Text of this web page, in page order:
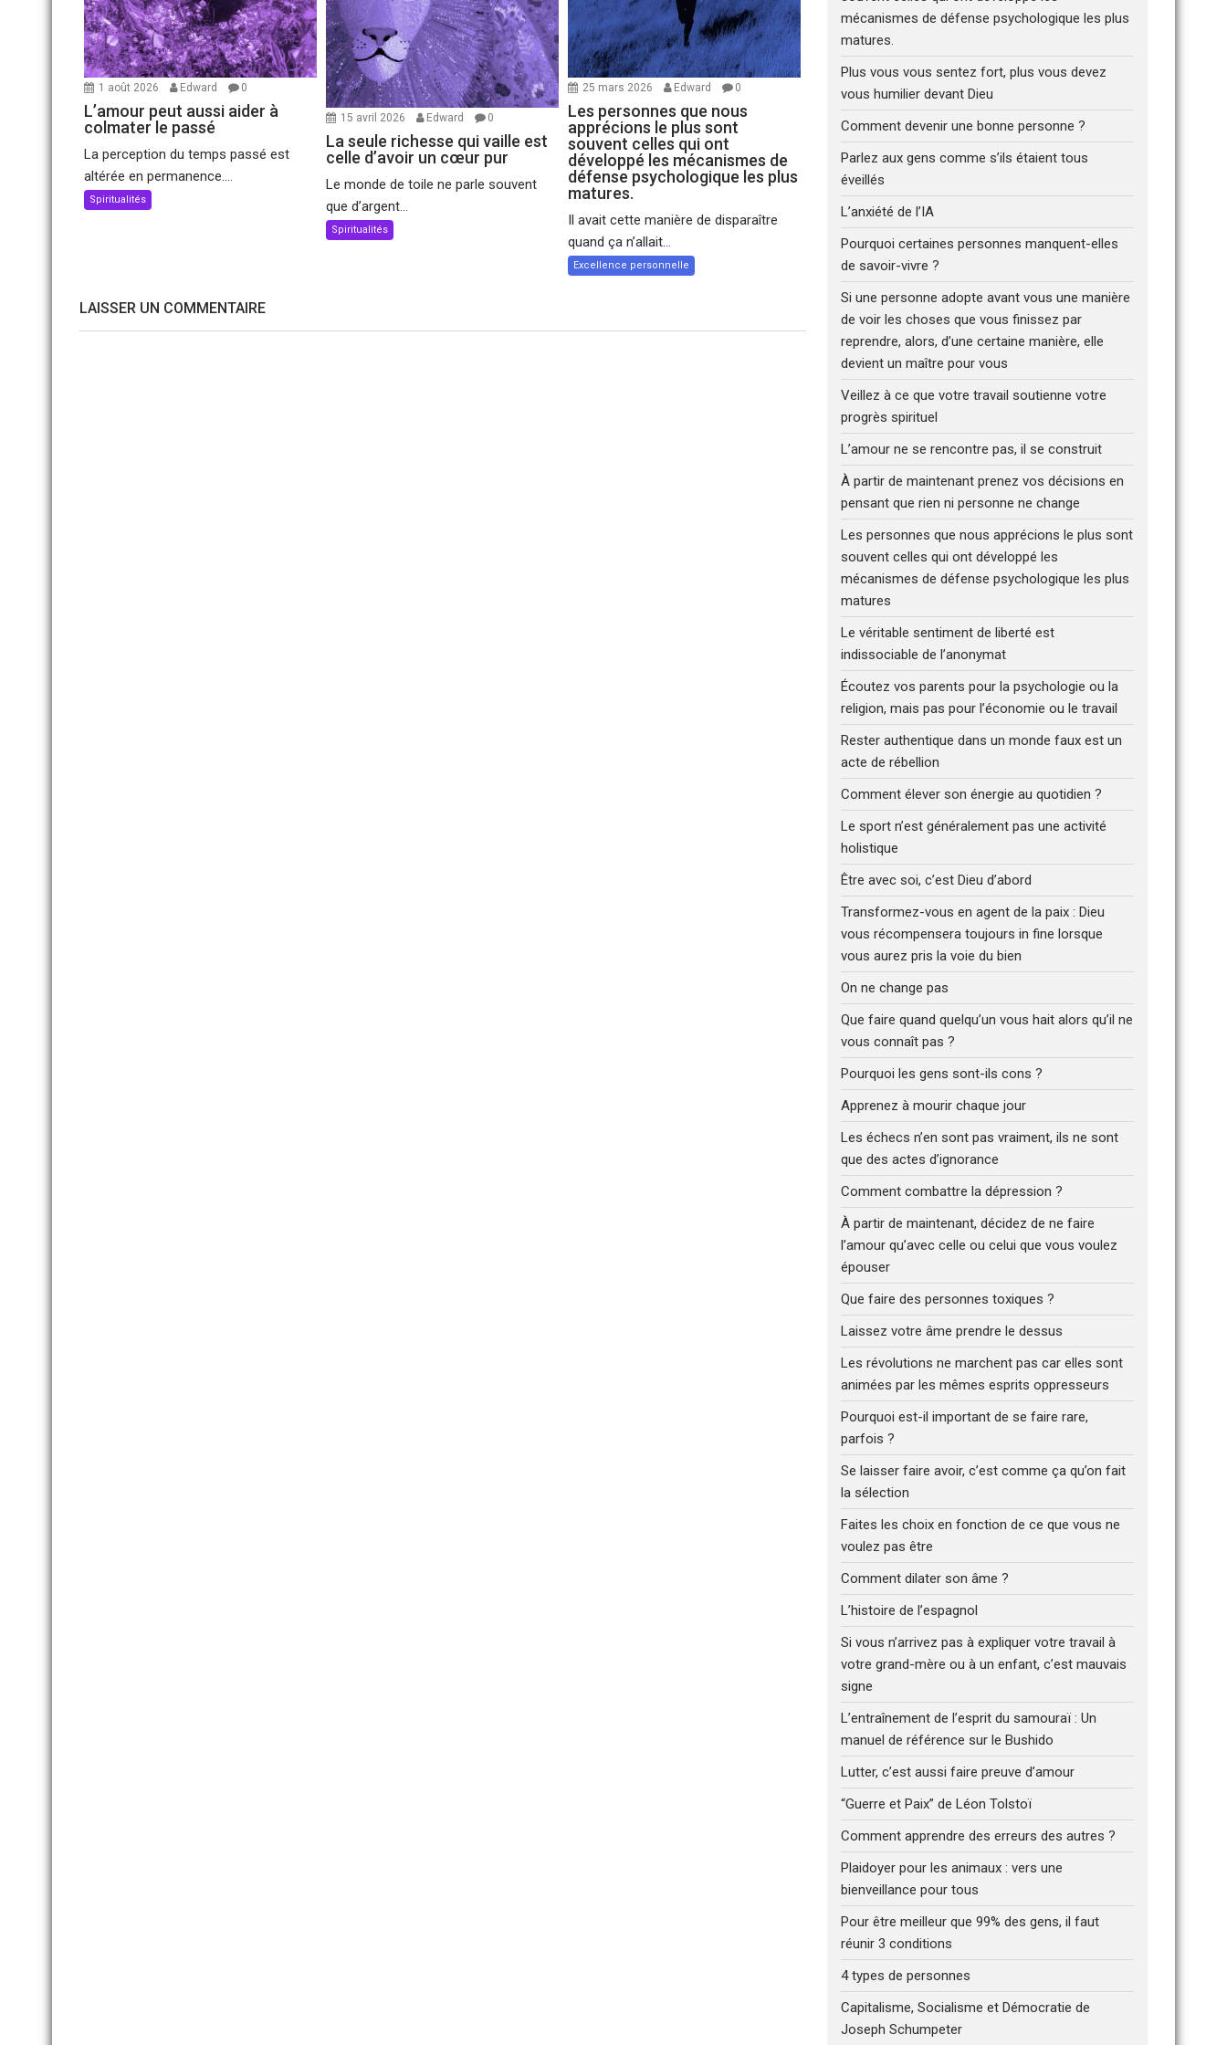
1 août 2026 Edward 0
L’amour peut aussi aider à
colmater le passé
La perception du temps passé est
altérée en permanence....
Spiritualités
15 avril 2026 Edward 0
La seule richesse qui vaille est
celle d’avoir un cœur pur
Le monde de toile ne parle souvent
que d’argent...
Spiritualités
25 mars 2026 Edward 0
Les personnes que nous
apprécions le plus sont
souvent celles qui ont
développé les mécanismes de
défense psychologique les plus
matures.
Il avait cette manière de disparaître
quand ça n’allait...
Excellence personnelle
LAISSER UN COMMENTAIRE
mécanismes de défense psychologique les plus
matures.
Plus vous vous sentez fort, plus vous devez
vous humilier devant Dieu
Comment devenir une bonne personne ?
Parlez aux gens comme s’ils étaient tous
éveillés
L’anxiété de l’IA
Pourquoi certaines personnes manquent-elles
de savoir-vivre ?
Si une personne adopte avant vous une manière
de voir les choses que vous finissez par
reprendre, alors, d’une certaine manière, elle
devient un maître pour vous
Veillez à ce que votre travail soutienne votre
progrès spirituel
L’amour ne se rencontre pas, il se construit
À partir de maintenant prenez vos décisions en
pensant que rien ni personne ne change
Les personnes que nous apprécions le plus sont
souvent celles qui ont développé les
mécanismes de défense psychologique les plus
matures
Le véritable sentiment de liberté est
indissociable de l’anonymat
Écoutez vos parents pour la psychologie ou la
religion, mais pas pour l’économie ou le travail
Rester authentique dans un monde faux est un
acte de rébellion
Comment élever son énergie au quotidien ?
Le sport n’est généralement pas une activité
holistique
Être avec soi, c’est Dieu d’abord
Transformez-vous en agent de la paix : Dieu
vous récompensera toujours in fine lorsque
vous aurez pris la voie du bien
On ne change pas
Que faire quand quelqu’un vous hait alors qu’il ne
vous connaît pas ?
Pourquoi les gens sont-ils cons ?
Apprenez à mourir chaque jour
Les échecs n’en sont pas vraiment, ils ne sont
que des actes d’ignorance
Comment combattre la dépression ?
À partir de maintenant, décidez de ne faire
l’amour qu’avec celle ou celui que vous voulez
épouser
Que faire des personnes toxiques ?
Laissez votre âme prendre le dessus
Les révolutions ne marchent pas car elles sont
animées par les mêmes esprits oppresseurs
Pourquoi est-il important de se faire rare,
parfois ?
Se laisser faire avoir, c’est comme ça qu’on fait
la sélection
Faites les choix en fonction de ce que vous ne
voulez pas être
Comment dilater son âme ?
L’histoire de l’espagnol
Si vous n’arrivez pas à expliquer votre travail à
votre grand-mère ou à un enfant, c’est mauvais
signe
L’entraînement de l’esprit du samouraï : Un
manuel de référence sur le Bushido
Lutter, c’est aussi faire preuve d’amour
“Guerre et Paix” de Léon Tolstoï
Comment apprendre des erreurs des autres ?
Plaidoyer pour les animaux : vers une
bienveillance pour tous
Pour être meilleur que 99% des gens, il faut
réunir 3 conditions
4 types de personnes
Capitalisme, Socialisme et Démocratie de
Joseph Schumpeter